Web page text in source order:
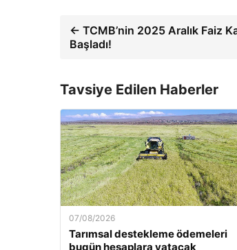
← TCMB’nin 2025 Aralık Faiz
Başladı!
Tavsiye Edilen Haberler
07/08/2026
Tarımsal destekleme ödemeleri
bugün hesaplara yatacak